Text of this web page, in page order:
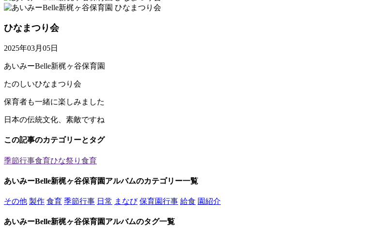
ひなまつり会
2025年03月05日
あいみーBelle新梶ヶ谷保育園
たのしいひなまつり会
保育者も一緒に楽しみました
日本の伝統文化、素敵ですね
この記事のカテゴリーとタグ
季節行事食育ひな祭り 食育
あいみーBelle新梶ヶ谷保育園アルバムのカテゴリー一覧
その他 製作 食育 季節行事 日常 まなび 保育園行事 給食 園紹介
あいみーBelle新梶ヶ谷保育園アルバムのタグ一覧